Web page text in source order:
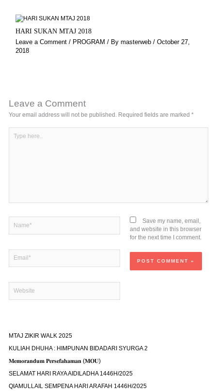
HARI SUKAN MTAJ 2018
Leave a Comment / PROGRAM / By masterweb / October 27,
2018
Leave a Comment
Your email address will not be published. Required fields are marked*
here..
Save my name, email,
and website in this browser
for the next time I comment.
MTAJ ZIKIR WALK 2025
KULIAH DHUHA : HIMPUNAN BIDADARI SYURGA 2
𝐌𝐞𝐦𝐨𝐫𝐚𝐧𝐝𝐮𝐦 𝐏𝐞𝐫𝐬𝐞𝐟𝐚𝐡𝐚𝐦𝐚𝐧 (𝐌𝐎𝐔)
SELAMAT HARI RAYA AIDILADHA 1446H/2025
QIAMULLAIL SEMPENA HARI ARAFAH 1446H/2025